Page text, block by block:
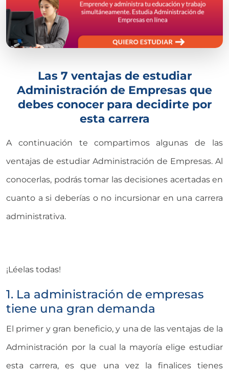
Las 7 ventajas de estudiar
Administración de Empresas que
debes conocer para decidirte por
esta carrera
A continuación te compartimos algunas de las
ventajas de estudiar Administración de Empresas. Al
conocerlas, podrás tomar las decisiones acertadas en
cuanto a si deberías o no incursionar en una carrera
administrativa.
¡Léelas todas!
1. La administración de empresas
tiene una gran demanda
El primer y gran beneficio, y una de las ventajas de la
Administración por la cual la mayoría elige estudiar
esta carrera, es que una vez la finalices tienes